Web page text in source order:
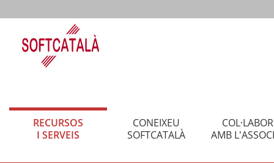
RECURSOS
I SERVEIS
CONEIXEU
SOFTCATALÀ
AMB